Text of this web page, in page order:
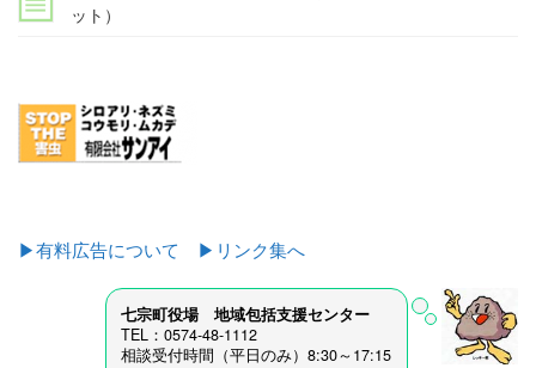
ット）
▶有料広告について ▶リンク集へ
七宗町役場 地域包括支援センター
TEL：0574-48-1112
相談受付時間（平日のみ）8:30～17:15